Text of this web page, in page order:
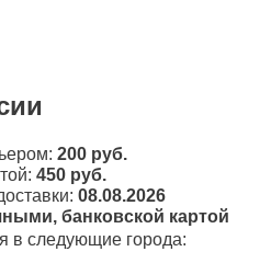
200 руб.
450 руб.
08.08.2026
банковской картой
в следующие города: